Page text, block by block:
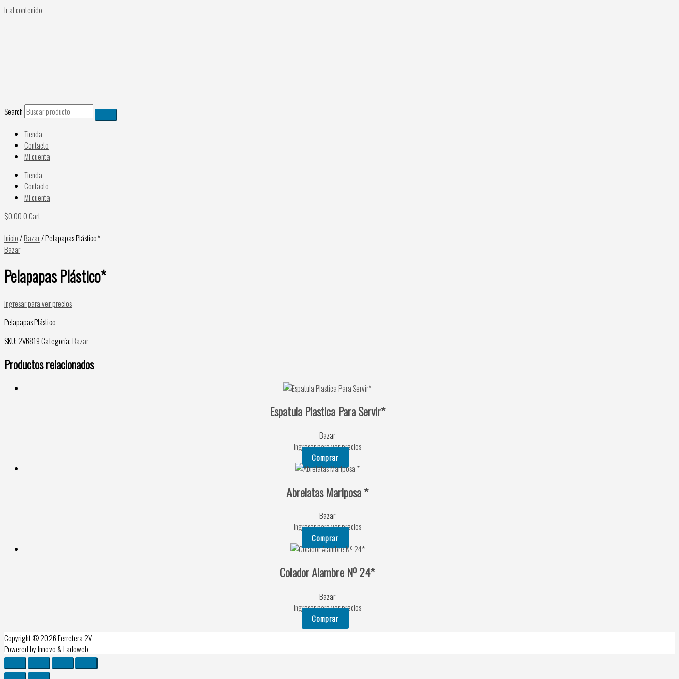
Ir al contenido
Search
Tienda
Contacto
Mi cuenta
Tienda
Contacto
Mi cuenta
$0.000Cart
Inicio/Bazar/ Pelapapas Plástico*
Bazar
Pelapapas Plástico*
Ingresar para ver precios
Pelapapas Plástico
SKU: 2V6819Categoría:Bazar
Productos relacionados
Espatula Plastica Para Servir*
Bazar
Ingresar para ver precios
Comprar
Abrelatas Mariposa *
Bazar
Ingresar para ver precios
Comprar
Colador Alambre Nº 24*
Bazar
Ingresar para ver precios
Comprar
Copyright © 2026Ferretera 2V
Powered by Innovo & Ladoweb